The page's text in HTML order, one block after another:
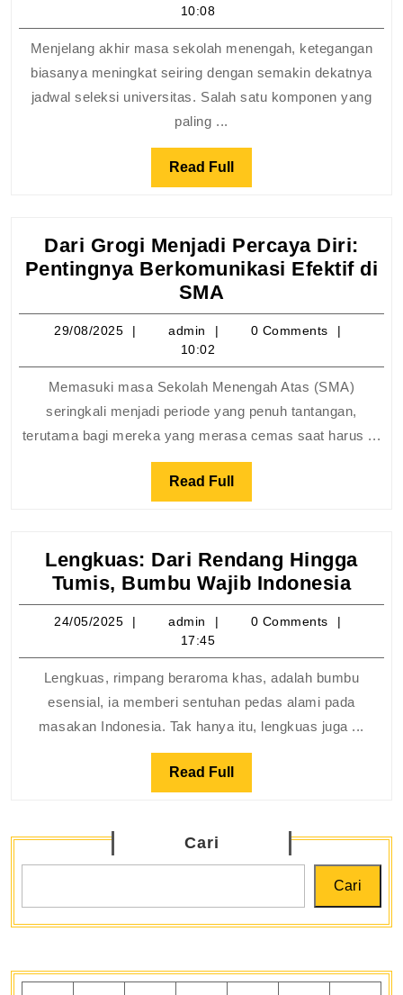
Ujian
10:08
Menjelang akhir masa sekolah menengah, ketegangan
biasanya meningkat seiring dengan semakin dekatnya
jadwal seleksi universitas. Salah satu komponen yang
paling ...
Read Full Read
Full
Dari Grogi Menjadi Percaya Diri:
Pentingnya Berkomunikasi Efektif di
SMA
Grogi
Menjadi
Percaya
Diri:
Pentingnya
Berkomunikasi
di
SMA
29/08/2025 29/08/2025
admin admin0 Comments
10:02
Memasuki masa Sekolah Menengah Atas (SMA)
seringkali menjadi periode yang penuh tantangan,
terutama bagi mereka yang merasa cemas saat harus ...
Read Full Read
Full
Lengkuas: Dari Rendang Hingga
Tumis, Bumbu Wajib Indonesia
Dari
24/05/2025 24/05/2025
admin admin0 Comments
17:45
Lengkuas, rimpang beraroma khas, adalah bumbu
esensial, ia memberi sentuhan pedas alami pada
masakan Indonesia. Tak hanya itu, lengkuas juga ...
Read Full Read
Full
Cari
Cari